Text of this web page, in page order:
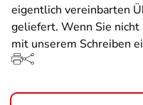
eigentlich vereinbarten
geliefert. Wenn Sie nicht
mit unserem Schreiben